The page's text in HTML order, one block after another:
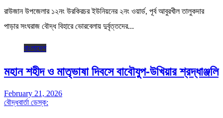
রাউজান উপজেলার ১২নং উরকিরচর ইউনিয়নের ২নং ওয়ার্ড, পূর্ব আবুরখীল তালুকদার
পাড়ার সংঘরাজ বৌদ্ধ বিহারে ভোরবেলায় দুর্বৃত্তদের…
বাংলাদেশ
মহান শহীদ ও মাতৃভাষা দিবসে বাবৌযুপ-উখিয়ার শ্রদ্ধাঞ্জলি
February 21, 2026
বৌদ্ধবার্তা ডেস্ক: